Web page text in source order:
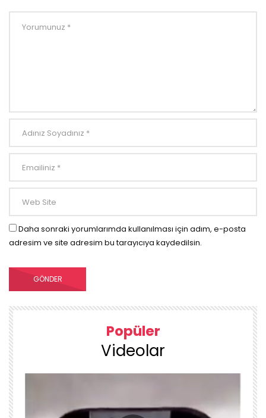
Daha sonraki yorumlarımda kullanılması için adım, e-posta
adresim ve site adresim bu tarayıcıya kaydedilsin.
Popüler
Videolar